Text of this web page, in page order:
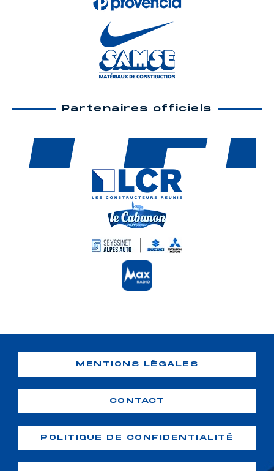
Partenaires officiels
MENTIONS LÉGALES
CONTACT
POLITIQUE DE CONFIDENTIALITÉ